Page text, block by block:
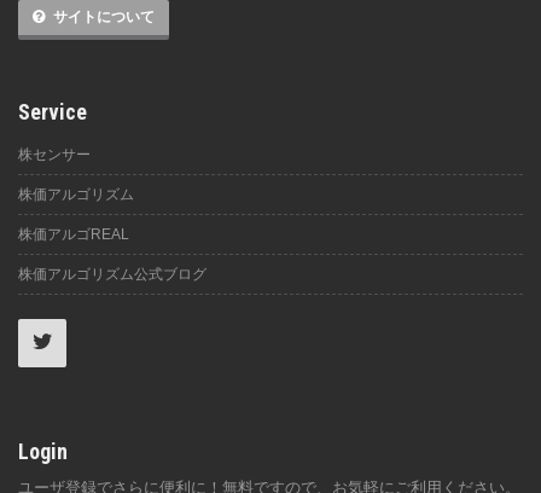
サイトについて
Service
株センサー
株価アルゴリズム
株価アルゴREAL
株価アルゴリズム公式ブログ
Login
ユーザ登録でさらに便利に！無料ですので、お気軽にご利用ください。